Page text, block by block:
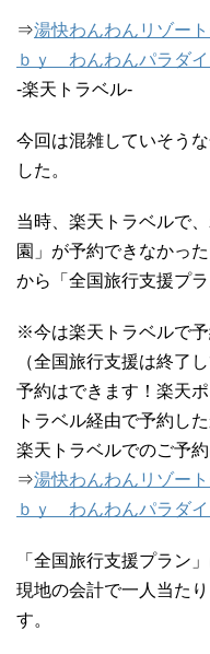
⇒湯快わんわんリゾー
ｂｙ わんわんパラダイ
-楽天トラベル-
今回は混雑していそう
した。
当時、楽天トラベルで
園」が予約できなかっ
から「全国旅行支援プラ
※今は楽天トラベルで予
（全国旅行支援は終了
予約はできます！楽天
トラベル経由で予約し
楽天トラベルでのご予
⇒湯快わんわんリゾー
ｂｙ わんわんパラダイ
「全国旅行支援プラン
現地の会計で一人当た
す。